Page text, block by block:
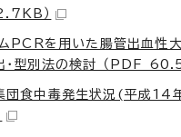
）
ムPCRを用いた腸管出血性
・型別法の検討 （PDF
団食中毒発生状況(平成14